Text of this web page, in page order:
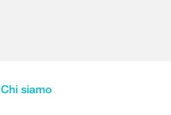
Chi siamo